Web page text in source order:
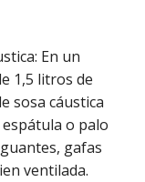
En un
1,5 litros de
sosa cáustica
o palo
gafas
ventilada.